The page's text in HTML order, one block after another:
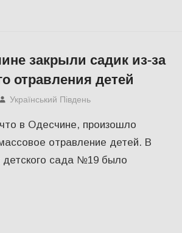
закрыли садик из-за
отравления детей
Український Південь
в Одесчине, произошло
отравление детей. В
детского сада №19 было